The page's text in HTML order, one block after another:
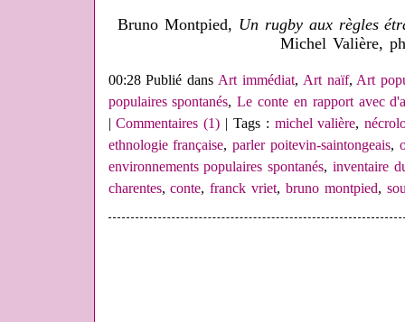
Bruno Montpied, Un rugby aux règles
Michel Valière,
00:28 Publié dansArt immédiat, Art naïf,Art
populaires spontanés,Le conte en rapport avec
|Commentaires (1) | Tags : michel valière,
ethnologie française,parler poitevin-saintongeais,
environnements populaires spontanés,inventaire
charentes,conte,franck vriet, bruno montpied,